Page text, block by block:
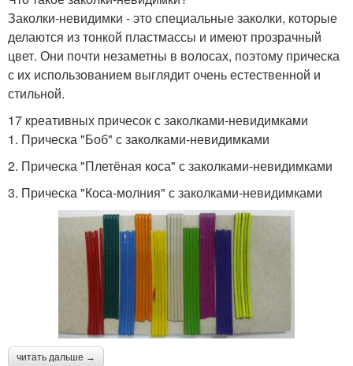
Заколки-невидимки - это специальные заколки, которые
делаются из тонкой пластмассы и имеют прозрачный
цвет. Они почти незаметны в волосах, поэтому прическа
с их использованием выглядит очень естественной и
стильной.
17 креативных причесок с заколками-невидимками
1. Прическа "Боб" с заколками-невидимками
2. Прическа "Плетёная коса" с заколками-невидимками
3. Прическа "Коса-молния" с заколками-невидимками
читать дальше →